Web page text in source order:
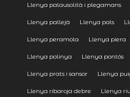
Llenya palausolità i plegamans
Llenya pallejà Llenya pals
Llenya peramola Llenya piera
Llenya polinya Llenya pontós
Llenya prats i sansor Llenya
Llenya ribaroja debre Llenya